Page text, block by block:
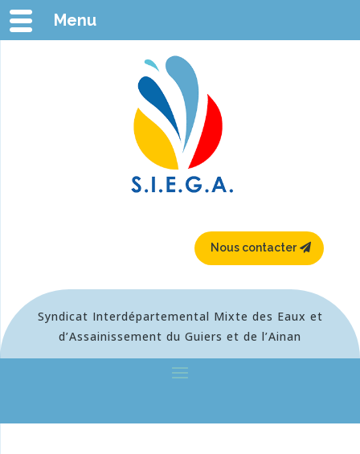
Nous contacter
Syndicat Interdépartemental Mixte des Eaux et
d’Assainissement du Guiers et de l’Ainan
Menu